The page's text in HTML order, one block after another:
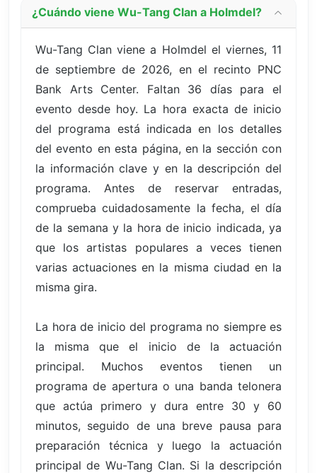
¿Cuándo viene Wu-Tang Clan a Holmdel?
Wu-Tang Clan viene a Holmdel el viernes, 11
de septiembre de 2026, en el recinto PNC
Bank Arts Center. Faltan 36 días para el
evento desde hoy. La hora exacta de inicio
del programa está indicada en los detalles
del evento en esta página, en la sección con
la información clave y en la descripción del
programa. Antes de reservar entradas,
comprueba cuidadosamente la fecha, el día
de la semana y la hora de inicio indicada, ya
que los artistas populares a veces tienen
varias actuaciones en la misma ciudad en la
misma gira.
La hora de inicio del programa no siempre es
la misma que el inicio de la actuación
principal. Muchos eventos tienen un
programa de apertura o una banda telonera
que actúa primero y dura entre 30 y 60
minutos, seguido de una breve pausa para
preparación técnica y luego la actuación
principal de Wu-Tang Clan. Si la descripción